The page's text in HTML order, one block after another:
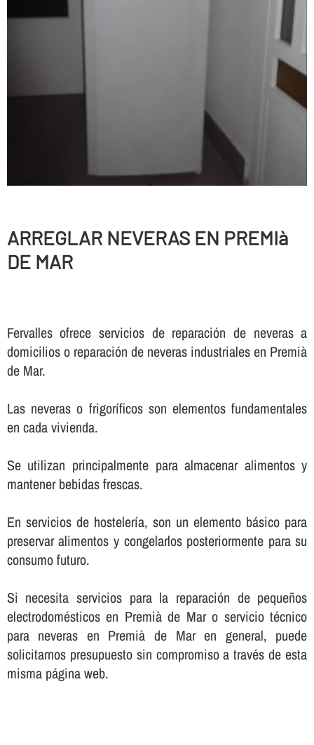
ARREGLAR NEVERAS EN PREMIà
DE MAR
Fervalles ofrece servicios de reparación de neveras a
domicilios o reparación de neveras industriales en Premià
de Mar.
Las neveras o frigorí­ficos son elementos fundamentales
en cada vivienda.
Se utilizan principalmente para almacenar alimentos y
mantener bebidas frescas.
En servicios de hostelerí­a, son un elemento básico para
preservar alimentos y congelarlos posteriormente para su
consumo futuro.
Si necesita servicios para la reparación de pequeños
electrodomésticos en Premià de Mar o servicio técnico
para neveras en Premià de Mar en general, puede
solicitarnos presupuesto sin compromiso a través de esta
misma página web.